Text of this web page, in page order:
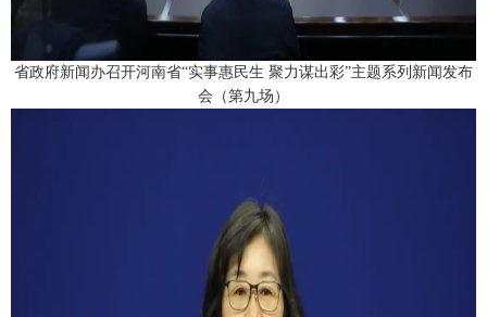
省政府新闻办召开河南省“实事惠民生 聚力谋出彩”主题系列新闻发布
会（第九场）